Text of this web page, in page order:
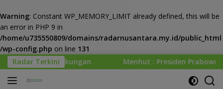
Warning: Constant WP_MEMORY_LIMIT already defined, this will be
an error in PHP 9 in
/home/u735550809/domains/radarnusantara.my.id/public_html
/wp-config.php on line 131
Langsung
ke
konten
Radar TerkiniMenhut : Presiden Prabowo Minta Kemenhut